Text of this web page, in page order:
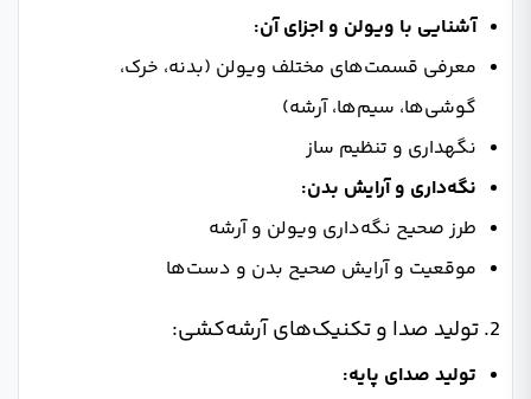
آشنایی با ویولن و اجزای آن:
معرفی قسمت‌های مختلف ویولن (بدنه، خرک،
گوشی‌ها، سیم‌ها، آرشه)
نگهداری و تنظیم ساز
نگه‌داری و آرایش بدن:
طرز صحیح نگه‌داری ویولن و آرشه
موقعیت و آرایش صحیح بدن و دست‌ها
2. تولید صدا و تکنیک‌های آرشه‌کشی:
تولید صدای پایه: